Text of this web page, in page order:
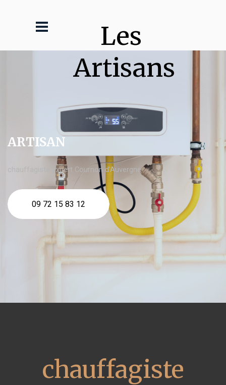
Les
Artisans
ARTISAN
chauffagiste expert Cournon d'Auvergne
09 72 15 83 12
chauffagiste